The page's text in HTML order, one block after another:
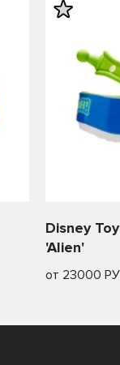
Disney
'Alien'
от 23000